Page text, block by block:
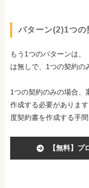
パターン(2)1つの
もう1つのパターンは、
は無しで、1つの契約の
1つの契約のみの場合、
作成する必要がありま
度契約書を作成する手
【無料】